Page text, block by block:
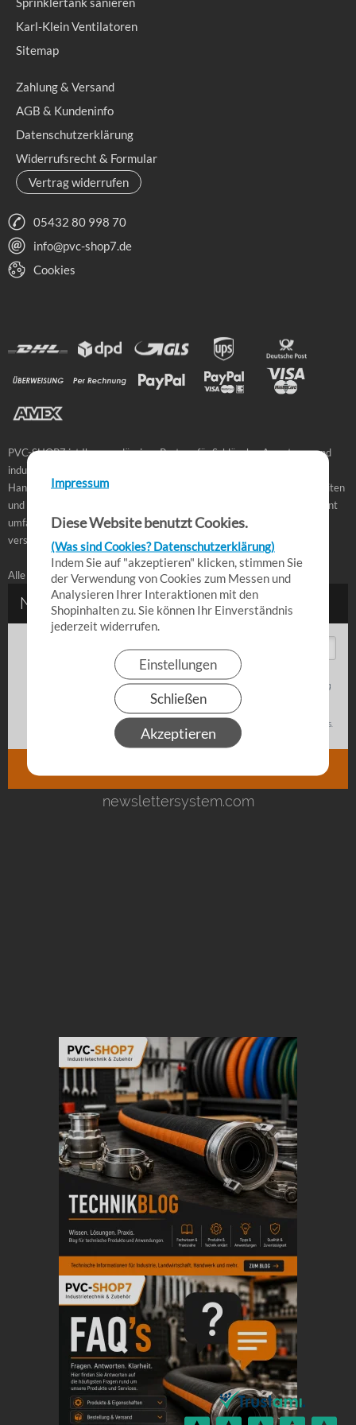
Impressum
Diese Website benutzt Cookies.
(Was sind Cookies? Datenschutzerklärung)
Indem Sie auf "akzeptieren" klicken, stimmen Sie
der Verwendung von Cookies zum Messen und
Analysieren Ihrer Interaktionen mit den
Shopinhalten zu. Sie können Ihr Einverständnis
jederzeit widerrufen.
Einstellungen
Schließen
Akzeptieren
Karl-Klein Ventilatoren
Sitemap
Zahlung & Versand
AGB & Kundeninfo
Datenschutzerklärung
Widerrufsrecht & Formular
Vertrag widerrufen
05432 80 998 70
info@pvc-shop7.de
Cookies
PVC-SHOP7 ist Ihr zuverlässiger Partner für Schläuche, Armaturen und
industrielle Verbindungstechnik. Ob für Landwirtschaft, Industrie oder
Handwerk – bei uns finden Sie hochwertige Produkte, schnelle Lieferzeiten
und praxisbewährte Lösungen für den täglichen Einsatz. Unser Sortiment
umfasst PVC-Schläuche, Kupplungen, Fittings und Zubehör in
verschiedenen Ausführungen für professionelle Anwendungen.
Alle Angebote richten sich an Gewerbetreibende.